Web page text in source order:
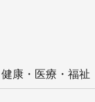
健康・医療・福祉